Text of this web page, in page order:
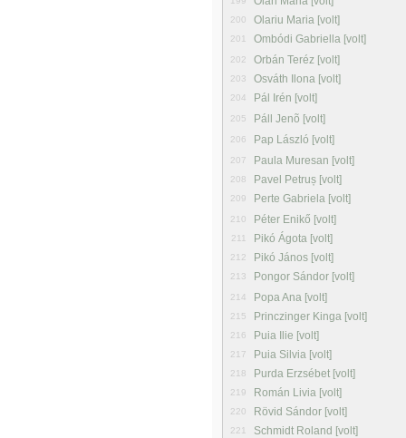
200 Olariu Maria [volt]
201 Ombódi Gabriella [volt]
202 Orbán Teréz [volt]
203 Osváth Ilona [volt]
204 Pál Irén [volt]
205 Páll Jenõ [volt]
206 Pap László [volt]
207 Paula Muresan [volt]
208 Pavel Petruș [volt]
209 Perte Gabriela [volt]
210 Péter Enikő [volt]
211 Pikó Ágota [volt]
212 Pikó János [volt]
213 Pongor Sándor [volt]
214 Popa Ana [volt]
215 Princzinger Kinga [volt]
216 Puia Ilie [volt]
217 Puia Silvia [volt]
218 Purda Erzsébet [volt]
219 Román Livia [volt]
220 Rövid Sándor [volt]
221 Schmidt Roland [volt]